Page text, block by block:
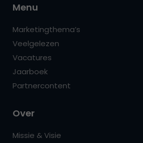
Menu
Marketingthema’s
Veelgelezen
Vacatures
Jaarboek
Partnercontent
Over
Missie & Visie